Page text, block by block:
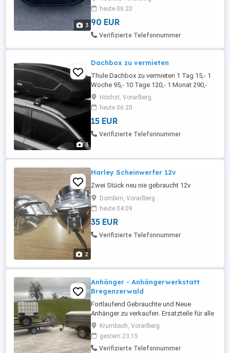
3
versteckten Kosten! Kaution : 400 Euro in
Bar bei Fahrzeuabholung Faire
Tankregelung: Voll Voll Faire Reinigung: ...
heute 06:20
90 EUR
Verifizierte Telefonnummer
3
Dachbox zu vermieten
Thule Dachbox zu vermieten 1 Tag 15,- 1
Woche 95,- 10 Tage 120,- 1 Monat 290,-
Höchst, Vorarlberg
heute 06:20
15 EUR
Verifizierte Telefonnummer
2
Harley Scheinwerfer 12v
Zwei Stück neu nie gebraucht 12v
Dornbirn, Vorarlberg
heute 04:09
35 EUR
Verifizierte Telefonnummer
Anhänger - Anhängerwerkstatt
Bregenzerwald
Fortlaufend Gebrauchte und Neue
Anhänger zu verkaufen. Ersatzteile für alle
Anhänger Reparaturen für alle Anhänger
Krumbach, Vorarlberg
gestern 23:15
Verifizierte Telefonnummer